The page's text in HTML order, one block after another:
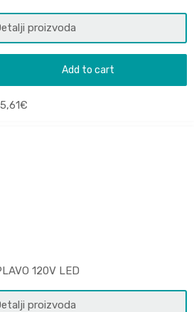
proizvoda
Add to cart
€
120V LED
proizvoda